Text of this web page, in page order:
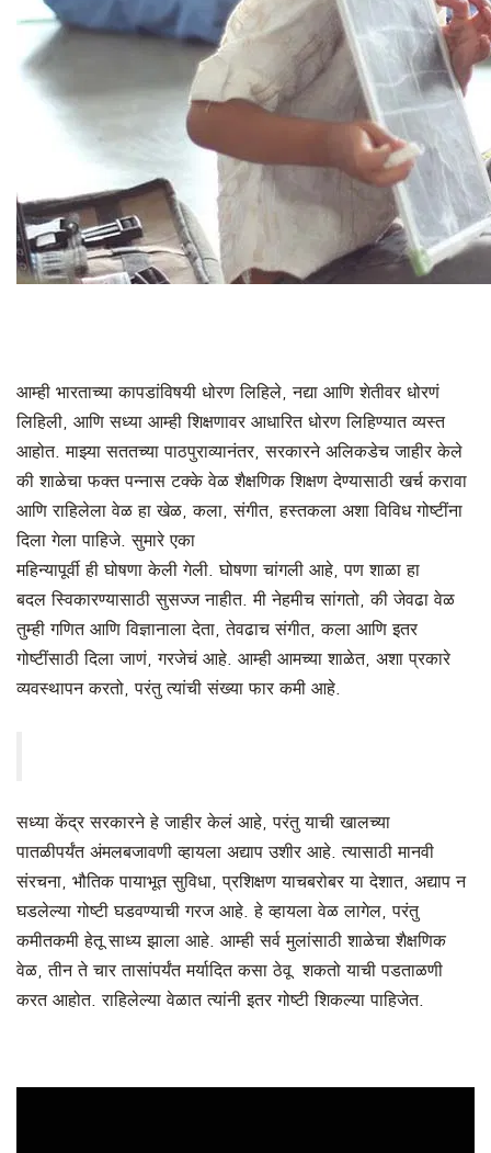
आम्ही भारताच्या कापडांविषयी धोरण लिहिले, नद्या आणि शेतीवर धोरणं
लिहिली, आणि सध्या आम्ही शिक्षणावर आधारित धोरण लिहिण्यात व्यस्त
आहोत. माझ्या सततच्या पाठपुराव्यानंतर, सरकारने अलिकडेच जाहीर केले
की शाळेचा फक्त पन्नास टक्के वेळ शैक्षणिक शिक्षण देण्यासाठी खर्च करावा
आणि राहिलेला वेळ हा खेळ, कला, संगीत, हस्तकला अशा विविध गोष्टींना
दिला गेला पाहिजे. सुमारे एका
महिन्यापूर्वी ही घोषणा केली गेली. घोषणा चांगली आहे, पण शाळा हा
बदल स्विकारण्यासाठी सुसज्ज नाहीत. मी नेहमीच सांगतो, की जेवढा वेळ
तुम्ही गणित आणि विज्ञानाला देता, तेवढाच संगीत, कला आणि इतर
गोष्टींसाठी दिला जाणं, गरजेचं आहे. आम्ही आमच्या शाळेत, अशा प्रकारे
व्यवस्थापन करतो, परंतु त्यांची संख्या फार कमी आहे.
सध्या केंद्र सरकारने हे जाहीर केलं आहे, परंतु याची खालच्या
पातळीपर्यंत अंमलबजावणी व्हायला अद्याप उशीर आहे. त्यासाठी मानवी
संरचना, भौतिक पायाभूत सुविधा, प्रशिक्षण याचबरोबर या देशात, अद्याप न
घडलेल्या गोष्टी घडवण्याची गरज आहे. हे व्हायला वेळ लागेल, परंतु
कमीतकमी हेतू साध्य झाला आहे. आम्ही सर्व मुलांसाठी शाळेचा शैक्षणिक
वेळ, तीन ते चार तासांपर्यंत मर्यादित कसा ठेवू शकतो याची पडताळणी
करत आहोत. राहिलेल्या वेळात त्यांनी इतर गोष्टी शिकल्या पाहिजेत.